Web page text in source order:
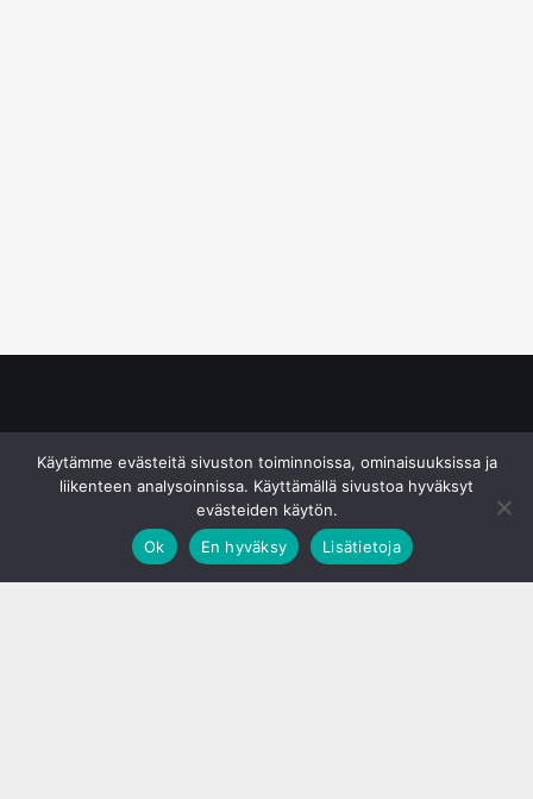
Käytämme evästeitä sivuston toiminnoissa, ominaisuuksissa ja
liikenteen analysoinnissa. Käyttämällä sivustoa hyväksyt
evästeiden käytön.
Ok
En hyväksy Lisätietoja